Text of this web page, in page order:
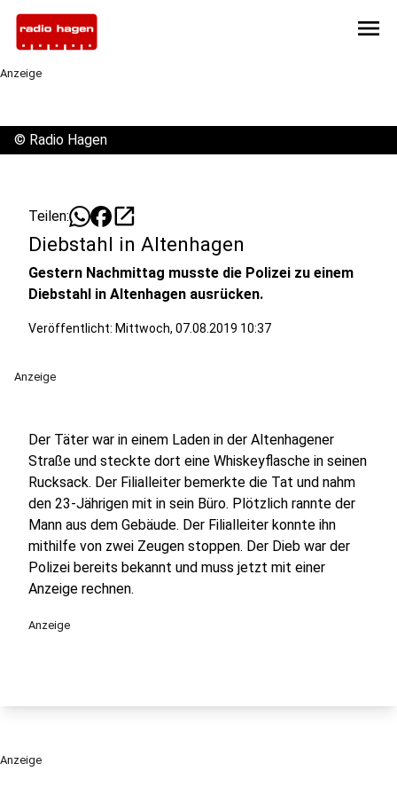
menu
Anzeige
© Radio Hagen
Teilen: open_in_new
Diebstahl in Altenhagen
Gestern Nachmittag musste die Polizei zu einem
Diebstahl in Altenhagen ausrücken.
Veröffentlicht: Mittwoch, 07.08.2019 10:37
Anzeige
Der Täter war in einem Laden in der Altenhagener
Straße und steckte dort eine Whiskeyflasche in seinen
Rucksack. Der Filialleiter bemerkte die Tat und nahm
den 23-Jährigen mit in sein Büro. Plötzlich rannte der
Mann aus dem Gebäude. Der Filialleiter konnte ihn
mithilfe von zwei Zeugen stoppen. Der Dieb war der
Polizei bereits bekannt und muss jetzt mit einer
Anzeige rechnen.
Anzeige
Anzeige